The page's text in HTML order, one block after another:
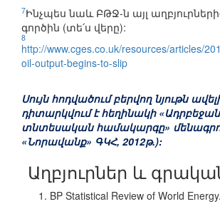
7Ինչպես նաև ԲԹՋ-ն այլ
գործին (տե՛ս վերը):
8
http://www.cges.co.uk/resources/articles/
oil-output-begins-to-slip
Սույն հոդվածում բերվող նյութն
դիտարկվում էհեղինակի
տնտեսական համակարգը»
«Նորավանք» ԳԿՀ, 2012թ.):
Աղբյուրներ և
BP Statistical Review of World